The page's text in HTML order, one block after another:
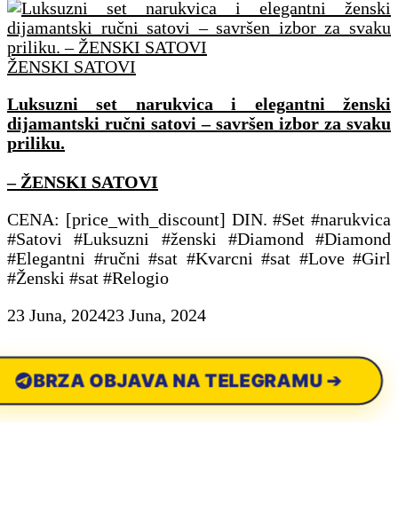
BRZA OBJAVA NA TELEGRAMU ➔
ŽENSKI SATOVI
Luksuzni set narukvica i elegantni ženski
dijamantski ručni satovi – savršen izbor za svaku
priliku.
– ŽENSKI SATOVI
CENA: [price_with_discount] DIN. #Set #narukvica
#Satovi #Luksuzni #ženski #Diamond #Diamond
#Elegantni #ručni #sat #Kvarcni #sat #Love #Girl
#Ženski #sat #Relogio
23 Juna, 202423 Juna, 2024